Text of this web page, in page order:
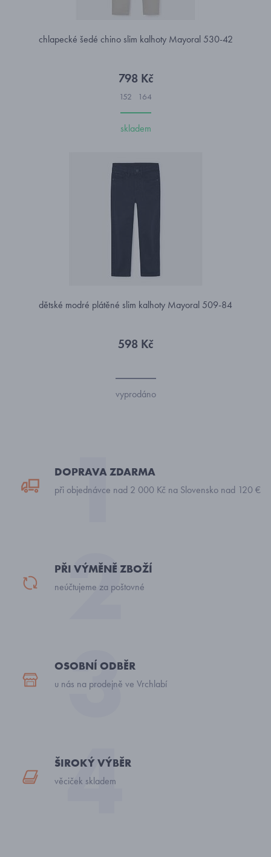
chlapecké šedé chino slim kalhoty Mayoral 530-42
798 Kč
152 164
skladem
dětské modré plátěné slim kalhoty Mayoral 509-84
598 Kč
vyprodáno
DOPRAVA ZDARMA
při objednávce nad 2 000 Kč na Slovensko nad 120 €
PŘI VÝMĚNĚ ZBOŽÍ
neúčtujeme za poštovné
OSOBNÍ ODBĚR
u nás na prodejně ve Vrchlabí
ŠIROKÝ VÝBĚR
věciček skladem